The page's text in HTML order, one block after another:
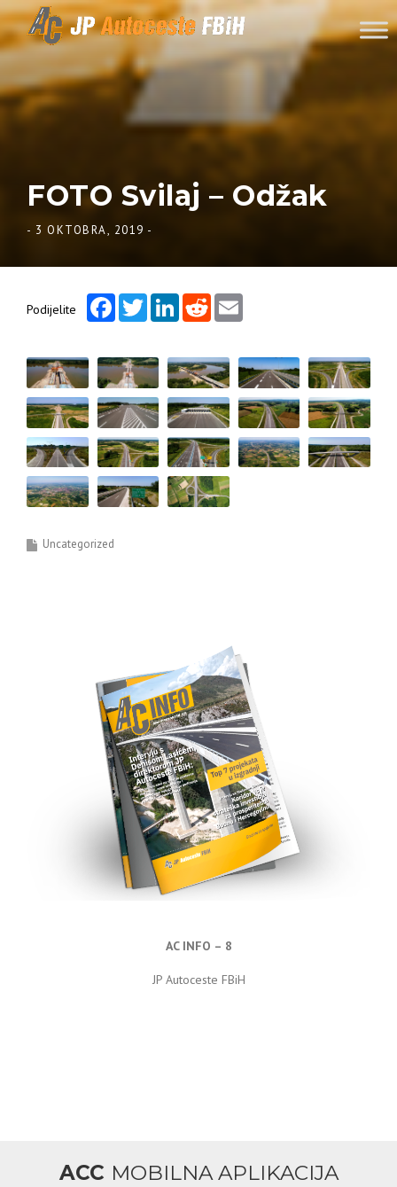
Skip to content
FOTO Svilaj – Odžak
- 3 OKTOBRA, 2019 -
Podijelite
FacebookTwitterLinkedInReddit
Uncategorized
AC INFO – 8
JP Autoceste FBiH
ACC MOBILNA APLIKACIJA